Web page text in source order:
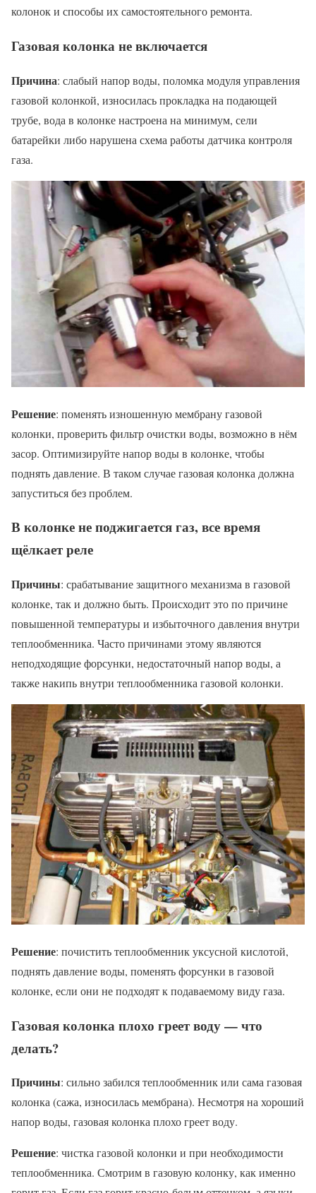
колонок и способы их самостоятельного ремонта.
Газовая колонка не включается
Причина: слабый напор воды, поломка модуля управления
газовой колонкой, износилась прокладка на подающей
трубе, вода в колонке настроена на минимум, сели
батарейки либо нарушена схема работы датчика контроля
газа.
Решение: поменять изношенную мембрану газовой
колонки, проверить фильтр очистки воды, возможно в нём
засор. Оптимизируйте напор воды в колонке, чтобы
поднять давление. В таком случае газовая колонка должна
запуститься без проблем.
В колонке не поджигается газ, все время
щёлкает реле
Причины: срабатывание защитного механизма в газовой
колонке, так и должно быть. Происходит это по причине
повышенной температуры и избыточного давления внутри
теплообменника. Часто причинами этому являются
неподходящие форсунки, недостаточный напор воды, а
также накипь внутри теплообменника газовой колонки.
Решение: почистить теплообменник уксусной кислотой,
поднять давление воды, поменять форсунки в газовой
колонке, если они не подходят к подаваемому виду газа.
Газовая колонка плохо греет воду — что
делать?
Причины: сильно забился теплообменник или сама газовая
колонка (сажа, износилась мембрана). Несмотря на хороший
напор воды, газовая колонка плохо греет воду.
Решение: чистка газовой колонки и при необходимости
теплообменника. Смотрим в газовую колонку, как именно